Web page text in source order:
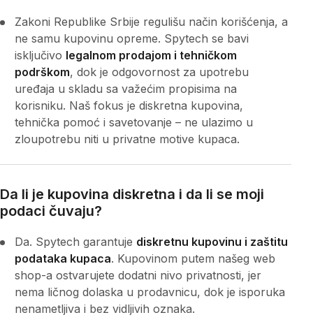
Zakoni Republike Srbije regulišu način korišćenja, a
ne samu kupovinu opreme. Spytech se bavi
isključivo legalnom prodajom i tehničkom
podrškom, dok je odgovornost za upotrebu
uređaja u skladu sa važećim propisima na
korisniku. Naš fokus je diskretna kupovina,
tehnička pomoć i savetovanje – ne ulazimo u
zloupotrebu niti u privatne motive kupaca.
Da li je kupovina diskretna i da li se moji
podaci čuvaju?
Da. Spytech garantuje diskretnu kupovinu i zaštitu
podataka kupaca. Kupovinom putem našeg web
shop-a ostvarujete dodatni nivo privatnosti, jer
nema ličnog dolaska u prodavnicu, dok je isporuka
nenametljiva i bez vidljivih oznaka.